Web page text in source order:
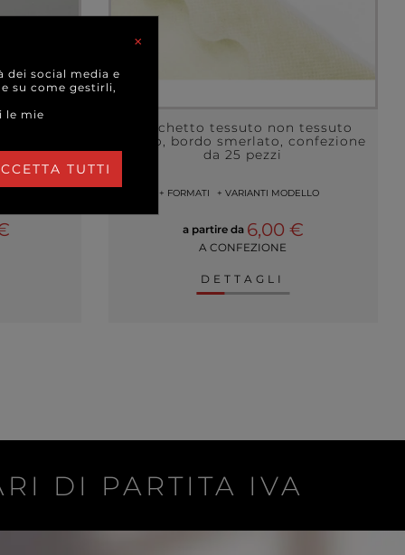
Sacchetto tessuto non tessuto
avorio, bordo smerlato, confezione
da 25 pezzi
+ FORMATI + VARIANTI MODELLO
a partire da 6,00 €
A CONFEZIONE
DETTAGLI
DI PARTITA IVA
×
dei social media e
su come gestirli,
le mie
TUTTI